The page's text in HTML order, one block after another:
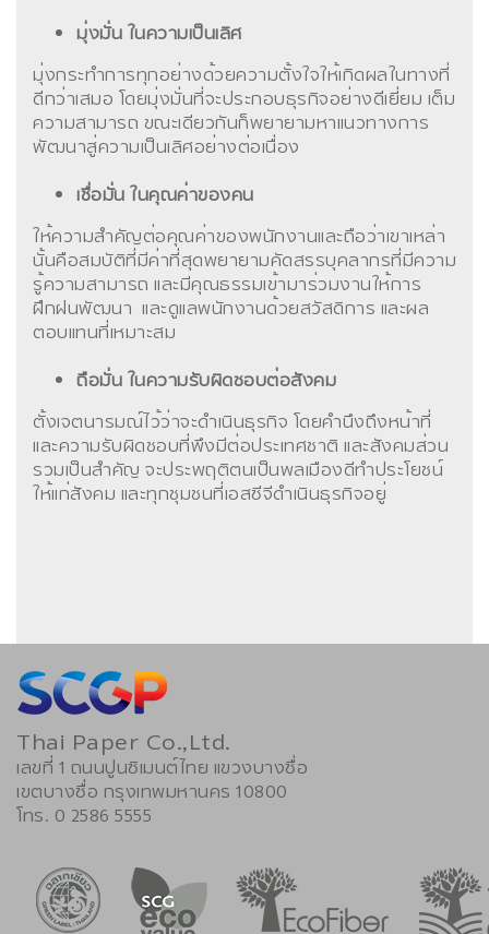
มุ่งมั่น ในความเป็นเลิศ
มุ่งกระทำการทุกอย่างด้วยความตั้งใจให้เกิดผลในทางที่
ดีกว่าเสมอ โดยมุ่งมั่นที่จะประกอบธุรกิจอย่างดีเยี่ยม เต็ม
ความสามารถ ขณะเดียวกันก็พยายามหาแนวทางการ
พัฒนาสู่ความเป็นเลิศอย่างต่อเนื่อง
เชื่อมั่น ในคุณค่าของคน
ให้ความสำคัญต่อคุณค่าของพนักงานและถือว่าเขาเหล่า
นั้นคือสมบัติที่มีค่าที่สุดพยายามคัดสรรบุคลากรที่มีความ
รู้ความสามารถ และมีคุณธรรมเข้ามาร่วมงานให้การ
ฝึกฝนพัฒนา และดูแลพนักงานด้วยสวัสดิการ และผล
ตอบแทนที่เหมาะสม
ถือมั่น ในความรับผิดชอบต่อสังคม
ตั้งเจตนารมณ์ไว้ว่าจะดำเนินธุรกิจ โดยคำนึงถึงหน้าที่
และความรับผิดชอบที่พึงมีต่อประเทศชาติ และสังคมส่วน
รวมเป็นสำคัญ จะประพฤติตนเป็นพลเมืองดีทำประโยชน์
ให้แก่สังคม และทุกชุมชนที่เอสซีจีดำเนินธุรกิจอยู่
Thai Paper Co.,Ltd.
เลขที่ 1 ถนนปูนซิเมนต์ไทย แขวงบางซื่อ
เขตบางซื่อ กรุงเทพมหานคร 10800
โทร. 0 2586 5555